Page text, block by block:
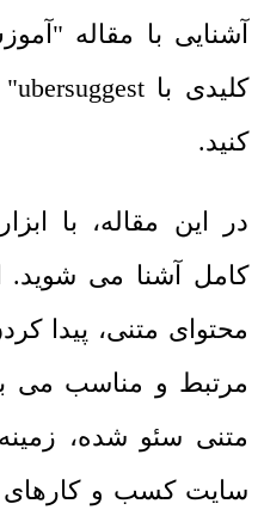
آشنایی با مقاله
کلیدی باubersuggest
"
کنید.
در این مقاله، با
کامل آشنا می شوید.
مرتبط و مناسب می
متنی سئو شده،
سایت کسب و کارهای